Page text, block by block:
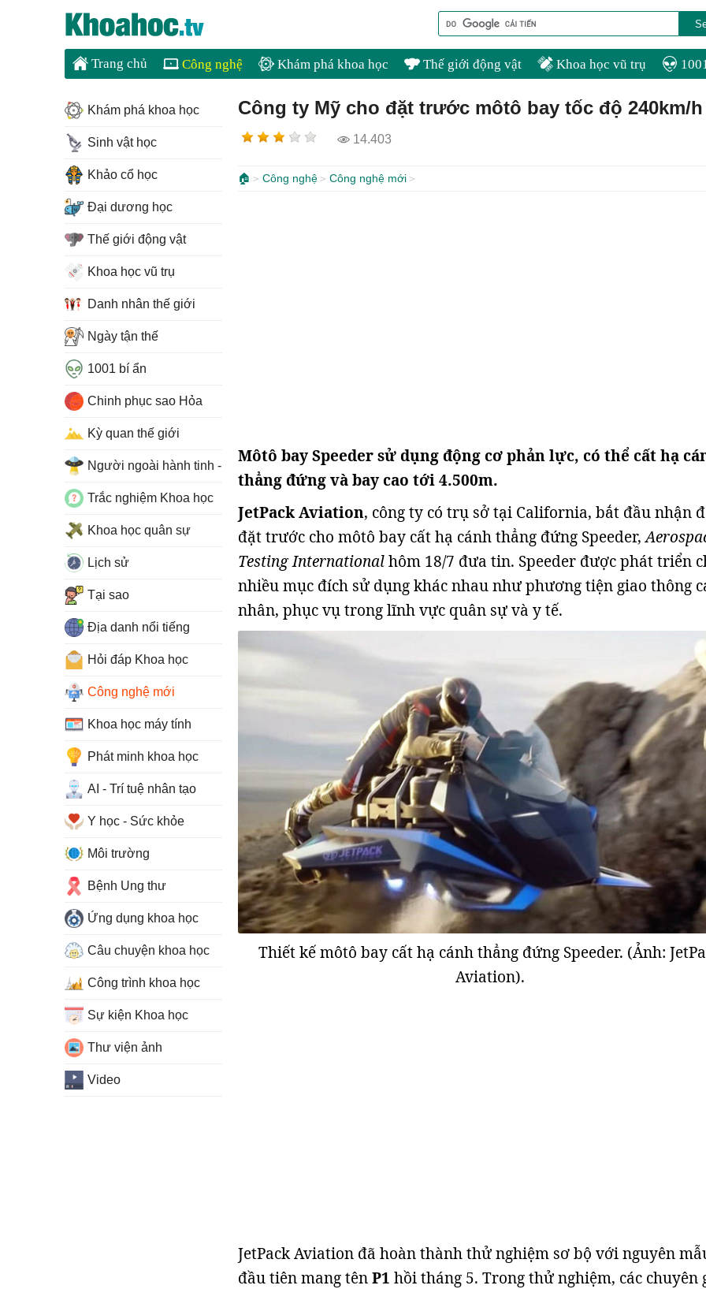
Trang chủ Công nghệ Khám phá khoa học Thế giới động vật Khoa học vũ trụ
Công ty Mỹ cho đặt trước môtô bay tốc độ 240km/h
14.403
🏠 Công nghệ Công nghệ mới
Môtô bay Speeder sử dụng động cơ phản lực, có thể cất hạ
thẳng đứng và bay cao tới 4.500m.
JetPack Aviation, công ty có trụ sở tại California, bắt đầu nhận
đặt trước cho môtô bay cất hạ cánh thẳng đứng Speeder,
Testing Internationalhôm 18/7 đưa tin. Speeder được phát triển
nhiều mục đích sử dụng khác nhau như phương tiện giao thông
nhân, phục vụ trong lĩnh vực quân sự và y tế.
Thiết kế môtô bay cất hạ cánh thẳng đứng Speeder. (Ảnh:
Aviation).
JetPack Aviation đã hoàn thành thử nghiệm sơ bộ với nguyên
đầu tiên mang tênP1 hồi tháng 5. Trong thử nghiệm, các chuyên
Khám phá khoa học
Sinh vật học
Khảo cổ học
Đại dương học
Thế giới động vật
Khoa học vũ trụ
Danh nhân thế giới
Ngày tận thế
1001 bí ẩn
Chinh phục sao Hỏa
Kỳ quan thế giới
Người ngoài hành tinh - UFO
Trắc nghiệm Khoa học
Khoa học quân sự
Lịch sử
Tại sao
Địa danh nổi tiếng
Hỏi đáp Khoa học
Công nghệ mới
Khoa học máy tính
Phát minh khoa học
AI - Trí tuệ nhân tạo
Y học - Sức khỏe
Môi trường
Bệnh Ung thư
Ứng dụng khoa học
Câu chuyện khoa học
Công trình khoa học
Sự kiện Khoa học
Thư viện ảnh
Video